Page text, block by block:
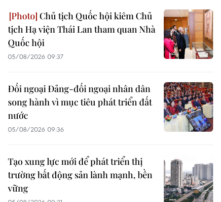
Chủ tịch Quốc hội kiêm Chủ
tịch Hạ viện Thái Lan tham quan Nhà
Quốc hội
05/08/2026 09:37
Đối ngoại Đảng-đối ngoại nhân dân
song hành vì mục tiêu phát triển đất
nước
05/08/2026 09:36
Tạo xung lực mới để phát triển thị
trường bất động sản lành mạnh, bền
vững